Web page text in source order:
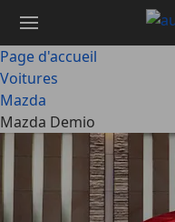
contenu
principal
Page d'accueil
Voitures
Mazda
Mazda Demio